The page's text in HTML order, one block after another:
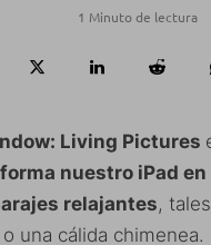
1 Minuto de lectura
Living Pictures
nuestro iPad
relajantes,
una cálida chimenea.